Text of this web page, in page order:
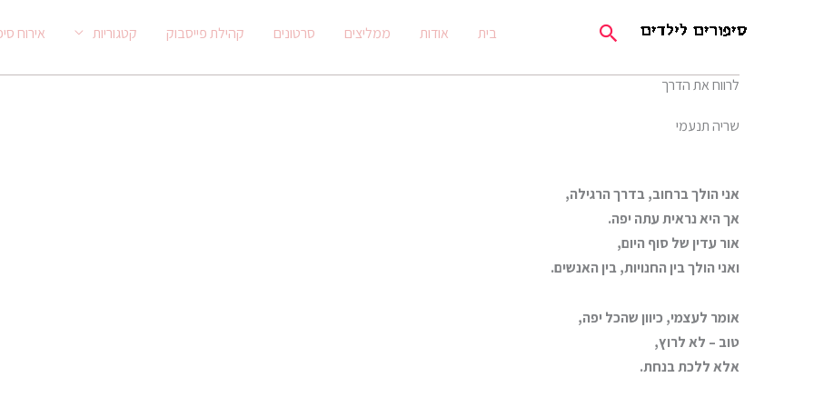
חיפוש בית אודות ממליצים סרטונים קהילת פייסבוק קטגוריות אירוח
לרווח את הדרך
שריה תנעמי
אני הולך ברחוב, בדרך הרגילה,
אך היא נראית עתה יפה.
אור עדין של סוף היום,
ואני הולך בין החנויות, בין האנשים.
אומר לעצמי, כיוון שהכל יפה,
טוב – לא לרוץ,
אלא ללכת בנחת.